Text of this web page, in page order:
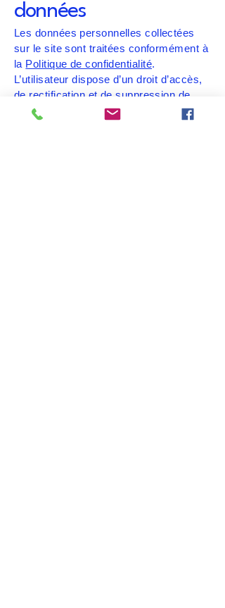
données
Les données personnelles collectées
sur le site sont traitées conformément à
la Politique de confidentialité.
L’utilisateur dispose d’un droit d’accès,
de rectification et de suppression de
ses données.